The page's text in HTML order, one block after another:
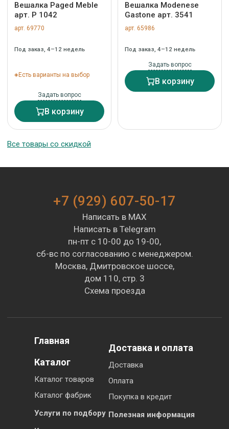
Вешалка Paged Meble
арт. P 1042
арт. 69770
Под заказ, 4–12 недель
Есть варианты на выбор
Задать вопрос
В корзину
Вешалка Modenese
Gastone арт. 3541
арт. 65986
Под заказ, 4–12 недель
Задать вопрос
В корзину
Все товары со скидкой
+7 (929) 607-50-17
Написать в MAX
Написать в Telegram
пн-пт с 10-00 до 19-00,
сб-вс по согласованию с менеджером.
Москва, Дмитровское шоссе,
дом 110, стр. 3
Схема проезда
Главная
Каталог
Каталог товаров
Каталог фабрик
Услуги по подбору
Доставка и оплата
Доставка
Оплата
Покупка в кредит
Полезная информация